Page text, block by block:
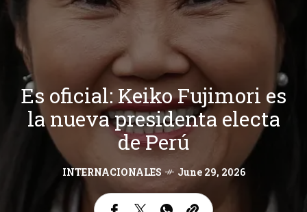
Es oficial: Keiko Fujimori es
la nueva presidenta electa
de Perú
INTERNACIONALES June 29, 2026